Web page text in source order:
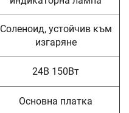
Соленоид, устойчив към
изгаряне
24В 150Вт
Основна платка